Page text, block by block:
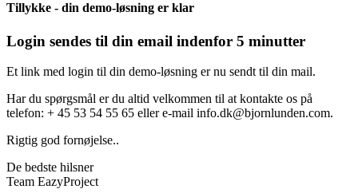
Tillykke - din demo-løsning er klar
Login sendes til din email indenfor 5 minutter
Et link med login til din demo-løsning er nu sendt til din mail.
Har du spørgsmål er du altid velkommen til at kontakte os på
telefon: + 45 53 54 55 65 eller e-mail info.dk@bjornlunden.com.
Rigtig god fornøjelse..
De bedste hilsner
Team EazyProject